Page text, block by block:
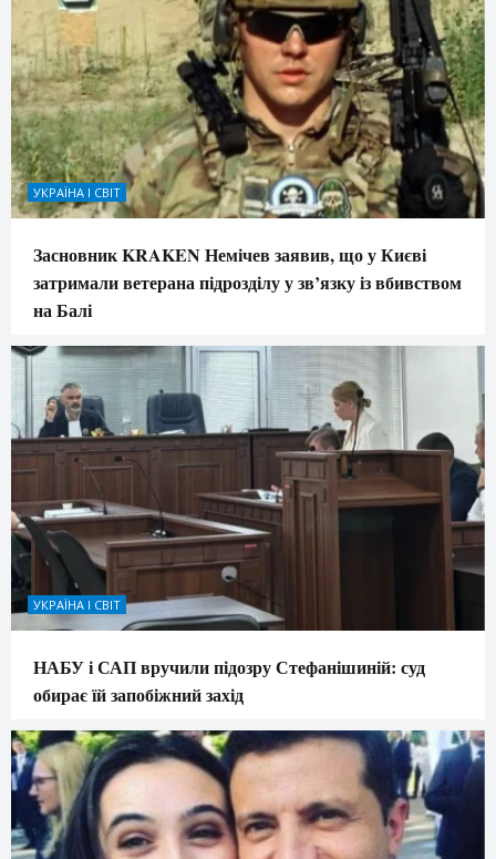
УКРАЇНА І СВІТ
Засновник KRAKEN Немічев заявив, що у Києві
затримали ветерана підрозділу у зв’язку із вбивством
на Балі
УКРАЇНА І СВІТ
НАБУ і САП вручили підозру Стефанішиній: суд
обирає їй запобіжний захід